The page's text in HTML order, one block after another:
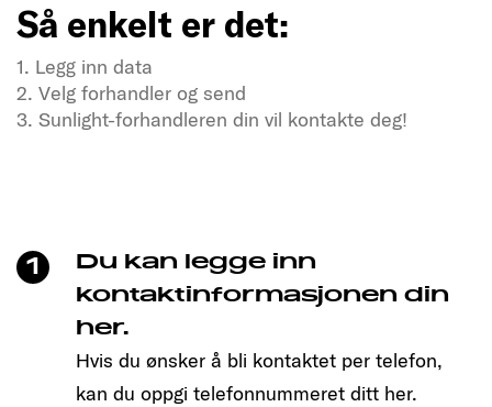
Så enkelt er det:
1. Legg inn data
2. Velg forhandler og send
3. Sunlight-forhandleren din vil kontakte deg!
Så enkelt er det:
1. Legg inn data
2. Velg forhandler og send
3. Sunlight-forhandleren din vil kontakte deg!
1
Du kan legge inn
kontaktinformasjonen din
her.
Hvis du ønsker å bli kontaktet per telefon,
kan du oppgi telefonnummeret ditt her.